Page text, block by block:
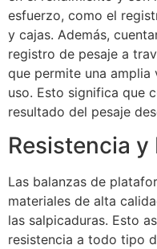
esfuerzo, como el
y cajas. Además,
registro de pesaje a
que permite una amplia
uso. Esto significa que
resultado del pesaje
Resistencia
Las balanzas de
materiales de alta
las salpicaduras. Esto
resistencia a todo tipo